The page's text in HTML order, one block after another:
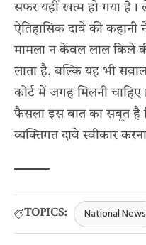
सफर यहीं खत्म हो गया
ऐतिहासिक दावे की कहानी
मामला न केवल लाल किले
लाता है, बल्कि यह भी
कोर्ट में जगह मिलनी
फैसला इस बात का सबूत है
व्यक्तिगत दावे स्वीकार
TOPICS: National News